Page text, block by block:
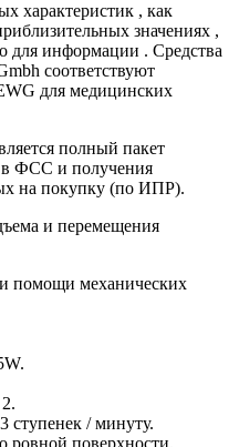
характеристик , как
значениях ,
для информации . Средства
соответствуют
для медицинских
полный пакет
в ФСС и получения
на покупку (по ИПР).
и перемещения
помощи механических
ступенек / минуту.
ровной поверхности.